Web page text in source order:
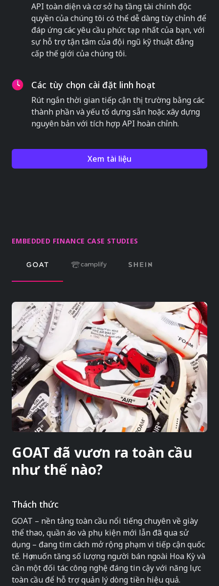
API toàn diện và cơ sở hạ tầng tài chính độc
quyền của chúng tôi có thể dễ dàng tùy chỉnh để
đáp ứng các yêu cầu phức tạp nhất của bạn, với
sự hỗ trợ tận tâm của đội ngũ kỹ thuật đẳng
cấp thế giới của chúng tôi.
Các tùy chọn cài đặt linh hoạt
Rút ngắn thời gian tiếp cận thị trường bằng các
thành phần và yếu tố dựng sẵn hoặc xây dựng
nguyên bản với tích hợp API hoàn chỉnh.
Xem tài liệu
EMBEDDED FINANCE CASE STUDIES
GOAT đã vươn ra toàn cầu
như thế nào?
Thách thức
GOAT – nền tảng toàn cầu nổi tiếng chuyên về giày
thể thao, quần áo và phụ kiện mới lẫn đã qua sử
dụng – đang tìm cách mở rộng phạm vi tiếp cận quốc
tế. Họ muốn tăng số lượng người bán ngoài Hoa Kỳ và
cần một đối tác công nghệ đáng tin cậy với năng lực
toàn cầu để hỗ trợ quản lý dòng tiền hiệu quả.